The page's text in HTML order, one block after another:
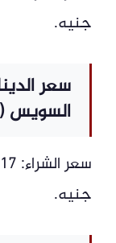
جنيه.
سعر
السويس (SCB)
جنيه.